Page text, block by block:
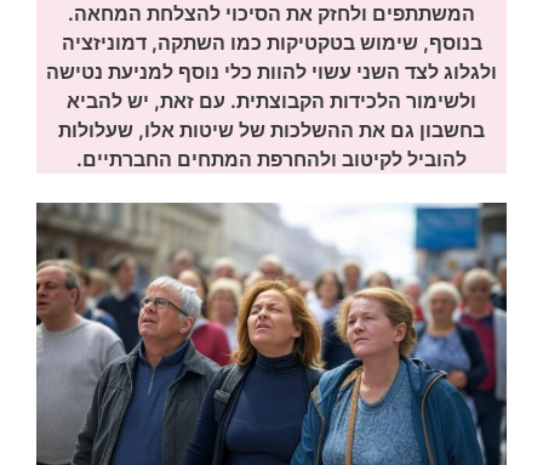
המשתתפים ולחזק את הסיכוי להצלחת המחאה.
בנוסף, שימוש בטקטיקות כמו השתקה, דמוניזציה
ולגלוג לצד השני עשוי להוות כלי נוסף למניעת נטישה
ולשימור הלכידות הקבוצתית. עם זאת, יש להביא
בחשבון גם את ההשלכות של שיטות אלו, שעלולות
להוביל לקיטוב ולהחרפת המתחים החברתיים.